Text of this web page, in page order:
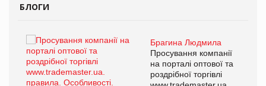
БЛОГИ
Брагина Людмила
Просування компанії
на порталі оптової та
роздрібної торгівлі